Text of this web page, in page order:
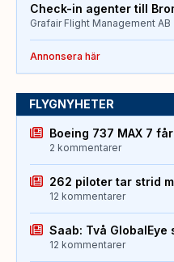
Check-in agenter till
Grafair Flight Management AB
Annonsera här
FLYGNYHETER
Boeing 737 MAX 7
2 kommentarer
262 piloter tar strid
12 kommentarer
Saab: Två
12 kommentarer